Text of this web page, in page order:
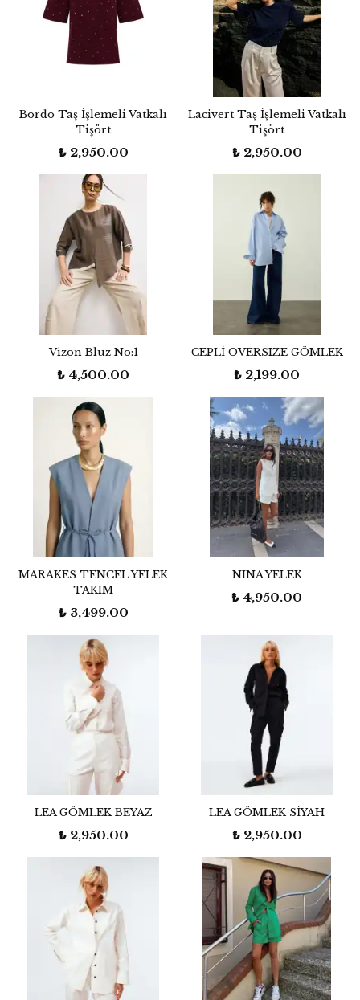
Bordo Taş İşlemeli Vatkalı
Tişört
₺ 2,950.00
Lacivert Taş İşlemeli Vatkalı
Tişört
₺ 2,950.00
Vizon Bluz No:1
₺ 4,500.00
CEPLİ OVERSIZE GÖMLEK
₺ 2,199.00
MARAKES TENCEL YELEK
TAKIM
₺ 3,499.00
NINA YELEK
₺ 4,950.00
LEA GÖMLEK BEYAZ
₺ 2,950.00
LEA GÖMLEK SİYAH
₺ 2,950.00